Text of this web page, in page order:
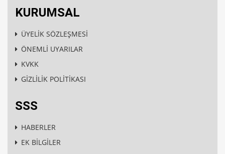
KURUMSAL
ÜYELİK SÖZLEŞMESİ
ÖNEMLİ UYARILAR
KVKK
GİZLİLİK POLİTİKASI
SSS
HABERLER
EK BİLGİLER